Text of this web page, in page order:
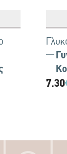
7.30